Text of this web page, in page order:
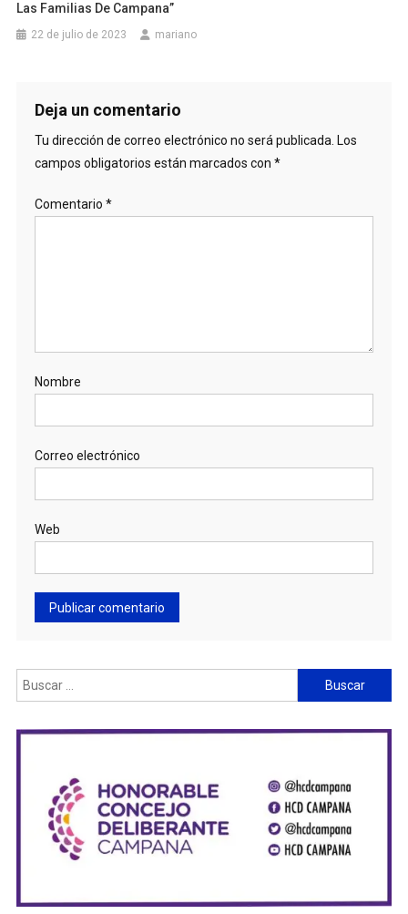
Las Familias De Campana”
22 de julio de 2023 mariano
Deja un comentario
Tu dirección de correo electrónico no será publicada. Los
campos obligatorios están marcados con *
Comentario *
Nombre
Correo electrónico
Web
Buscar: